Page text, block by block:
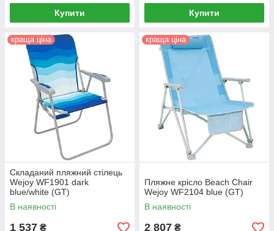
Купити Купити
краща ціна
Складаний пляжний стілець
Wejoy WF1901 dark
blue/white (GT)
В наявності
1 537 ₴
краща ціна
Пляжне крісло Beach Chair
Wejoy WF2104 blue (GT)
В наявності
2 807 ₴